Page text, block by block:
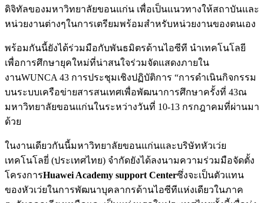
ดิจิทัลของมหาวิทยาลัยขอนแก่น เพื่อเป็นแนวทางให้สถาบันและ
หน่วยงานต่างๆในการเตรียมพร้อมสำหรับหน่วยงานของตนเอง
พร้อมกันนี้ยังได้ร่วมมือกับพันธมิตรด้านไอซีที นำเทคโนโลยี
เพื่อการศึกษายุคใหม่ที่น่าสนใจร่วมจัดแสดงภายใน
งานWUNCA 43 การประชุมเชิงปฏิบัติการ “การดำเนินกิจกรรม
บนระบบเครือข่ายสารสนเทศเพื่อพัฒนาการศึกษาครั้งที่ 43ณ
มหาวิทยาลัยขอนแก่นในระหว่างวันที่ 10-13 กรกฎาคมที่ผ่านมา
ด้วย
ในงานเดียวกันนี้มหาวิทยาลัยขอนแก่นและบริษัทหัวเว่ย
เทคโนโลยี่ (ประเทศไทย) จำกัดยังได้ลงนามความร่วมมือจัดตั้ง
โครงการHuawei Academy support Centerซึ่งจะเป็นตัวแทน
ของหัวเว่ยในการพัฒนาบุคลากรด้านไอซีทีแห่งเดียวในภาค